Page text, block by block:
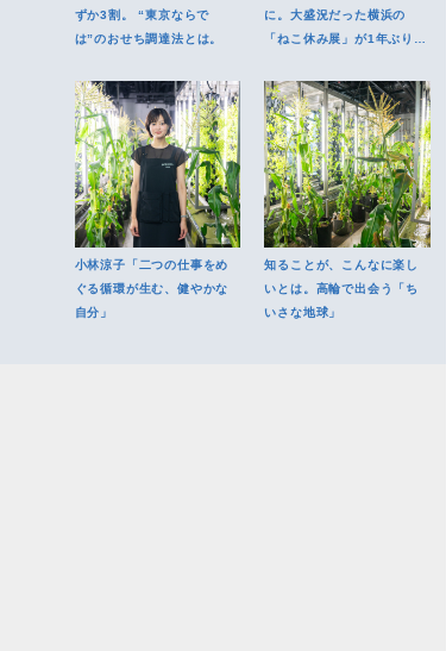
ずか3割。 “東京ならで
は”のおせち調達法とは。
に。大盛況だった横浜の
「ねこ休み展」が1年ぶりに
小林涼子「二つの仕事をめ
ぐる循環が生む、健やかな
自分」
知ることが、こんなに楽し
いとは。高輪で出会う「ち
いさな地球」